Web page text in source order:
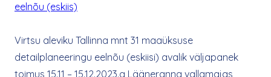
eelnõu (eskiis)
Virtsu aleviku Tallinna mnt 31 maaüksuse
detailplaneeringu eelnõu (eskiisi) avalik väljapanek
toimus 15.11 – 15.12.2023.a Lääneranna vallamajas